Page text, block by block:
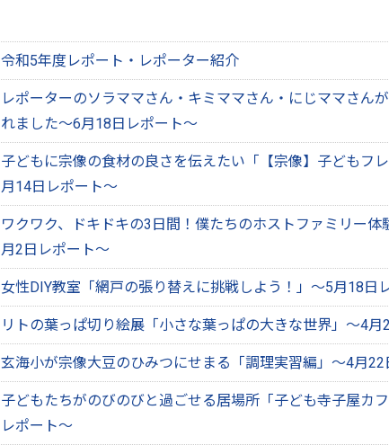
令和5年度レポート・レポーター紹介
レポーターのソラママさん・キミママさん・にじママさん
れました～6月18日レポート～
子どもに宗像の食材の良さを伝えたい「【宗像】子どもフ
月14日レポート～
ワクワク、ドキドキの3日間！僕たちのホストファミリー体
月2日レポート～
女性DIY教室「網戸の張り替えに挑戦しよう！」～5月18日
リトの葉っぱ切り絵展「小さな葉っぱの大きな世界」～4月
玄海小が宗像大豆のひみつにせまる「調理実習編」～4月22
子どもたちがのびのびと過ごせる居場所「子ども寺子屋カ
レポート～